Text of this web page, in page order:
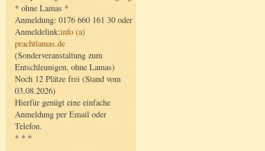
* ohne Lamas *
Anmeldung: 0176 660 161 30 oder
Anmeldelink:info (a)
prachtlamas.de
(Sonderveranstaltung zum
Entschleunigen, ohne Lamas)
Noch 12 Plätze frei (Stand vom
03.08.2026)
Hierfür genügt eine einfache
Anmeldung per Email oder
Telefon.
* * *